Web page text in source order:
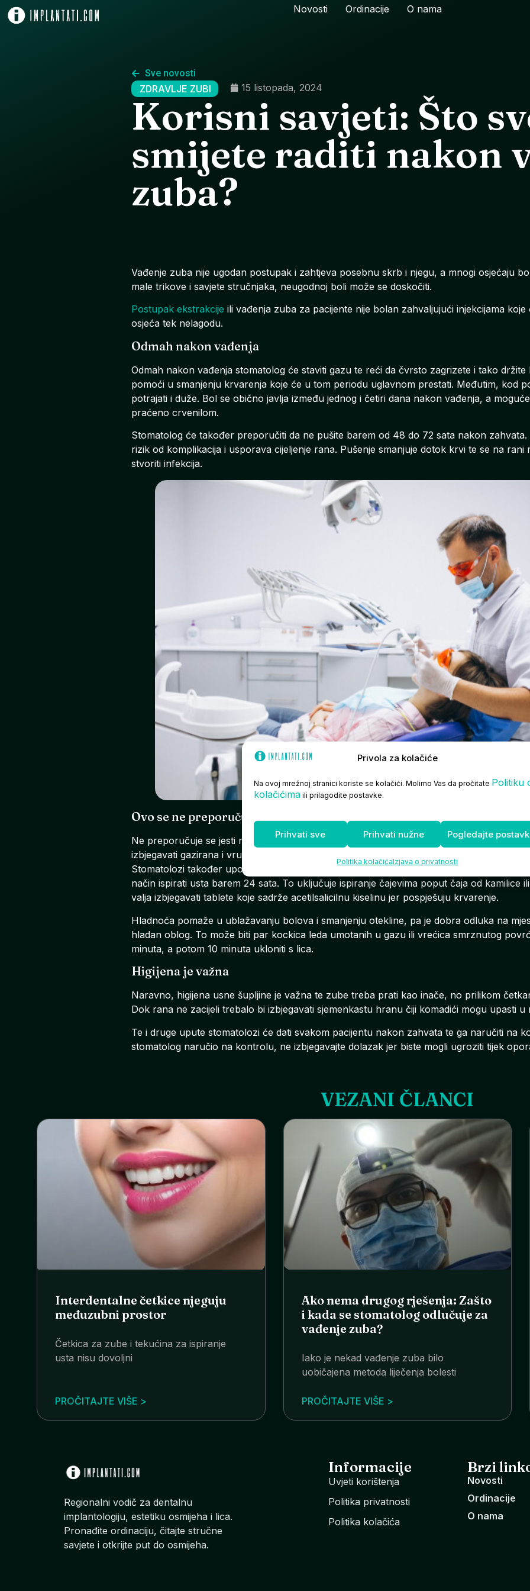
Privola za kolačiće
Na ovoj mrežnoj stranici koriste se kolačići. Molimo Vas da pročitate Politiku
kolačićima ili prilagodite postavke.
Prihvati sve Prihvati nužne Pogledajte
Politika kolačićaIzjava o privatnosti
Novosti Ordinacije O nama
Sve novosti
ZDRAVLJE ZUBI 15 listopada, 2024
Korisni savjeti: Što
smijete raditi nakon
zuba?
Vađenje zuba nije ugodan postupak i zahtjeva posebnu skrb i njegu, a mnogi osjećaju
male trikove i savjete stručnjaka, neugodnoj boli može se doskočiti.
Postupak ekstrakcije ili vađenja zuba za pacijente nije bolan zahvaljujući injekcijama
osjeća tek nelagodu.
Odmah nakon vađenja
Odmah nakon vađenja stomatolog će staviti gazu te reći da čvrsto zagrizete i tako
pomoći u smanjenju krvarenja koje će u tom periodu uglavnom prestati. Međutim, kod
potrajati i duže. Bol se obično javlja između jednog i četiri dana nakon vađenja, a
praćeno crvenilom.
Stomatolog će također preporučiti da ne pušite barem od 48 do 72 sata nakon
rizik od komplikacija i usporava cijeljenje rana. Pušenje smanjuje dotok krvi te se na rani
stvoriti infekcija.
Ovo se ne preporučuje
Ne preporučuje se jesti nekoliko barem dva do tri sata nakon zahvata, osobito ne krutu
izbjegavati gazirana i vruća pića. Najbolji odabir su hladne namirnice koje će pomoći u
Stomatolozi također upozoravaju da se nakon vađenja zuba ne smije koristiti vodice za
način ispirati usta barem 24 sata. To uključuje ispiranje čajevima poput čaja od kamilice
valja izbjegavati tablete koje sadrže acetilsalicilnu kiselinu jer pospješuju krvarenje.
Hladnoća pomaže u ublažavanju bolova i smanjenju otekline, pa je dobra odluka na
hladan oblog. To može biti par kockica leda umotanih u gazu ili vrećica smrznutog
minuta, a potom 10 minuta ukloniti s lica.
Higijena je važna
Naravno, higijena usne šupljine je važna te zube treba prati kao inače, no prilikom
Dok rana ne zacijeli trebalo bi izbjegavati sjemenkastu hranu čiji komadići mogu upasti
Te i druge upute stomatolozi će dati svakom pacijentu nakon zahvata te ga naručiti na
stomatolog naručio na kontrolu, ne izbjegavajte dolazak jer biste mogli ugroziti tijek
VEZANI ČLANCI
Interdentalne četkice njeguju
međuzubni prostor
Četkica za zube i tekućina za ispiranje
usta nisu dovoljni
PROČITAJTE VIŠE >
Ako nema drugog rješenja: Zašto
i kada se stomatolog odlučuje za
vađenje zuba?
Iako je nekad vađenje zuba bilo
uobičajena metoda liječenja bolesti
PROČITAJTE VIŠE >
Regionalni vodič za dentalnu
implantologiju, estetiku osmijeha i lica.
Pronađite ordinaciju, čitajte stručne
savjete i otkrijte put do osmijeha.
Informacije
Uvjeti korištenja
Politika privatnosti
Politika kolačića
Brzi
Novosti
Ordinacije
O nama